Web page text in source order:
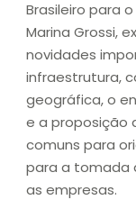
Brasileiro para
Marina Grossi,
novidades
infraestrutura,
geográfica, o
e a proposição
comuns para
para a tomada
as empresas.